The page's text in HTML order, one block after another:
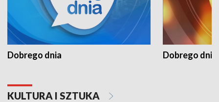
Dobrego dnia Dobrego dnia
KULTURA I SZTUKA